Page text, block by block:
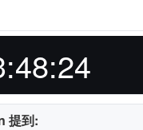
提到: